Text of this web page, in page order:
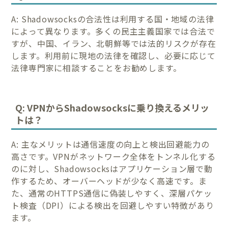
A: Shadowsocksの合法性は利用する国・地域の法律
によって異なります。多くの民主主義国家では合法で
すが、中国、イラン、北朝鮮等では法的リスクが存在
します。利用前に現地の法律を確認し、必要に応じて
法律専門家に相談することをお勧めします。
Q: VPNからShadowsocksに乗り換えるメリッ
トは？
A: 主なメリットは通信速度の向上と検出回避能力の
高さです。VPNがネットワーク全体をトンネル化する
のに対し、Shadowsocksはアプリケーション層で動
作するため、オーバーヘッドが少なく高速です。ま
た、通常のHTTPS通信に偽装しやすく、深層パケッ
ト検査（DPI）による検出を回避しやすい特徴があり
ます。